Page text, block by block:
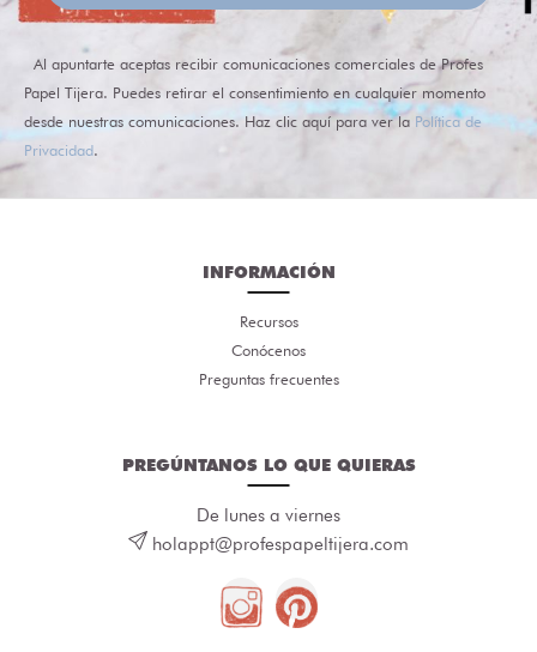
Al apuntarte aceptas recibir comunicaciones comerciales de Profes
Papel Tijera. Puedes retirar el consentimiento en cualquier momento
desde nuestras comunicaciones. Haz clic aquí para ver la Política de
Privacidad.
INFORMACIÓN
Recursos
Conócenos
Preguntas frecuentes
PREGÚNTANOS LO QUE QUIERAS
De lunes a viernes
holappt@profespapeltijera.com